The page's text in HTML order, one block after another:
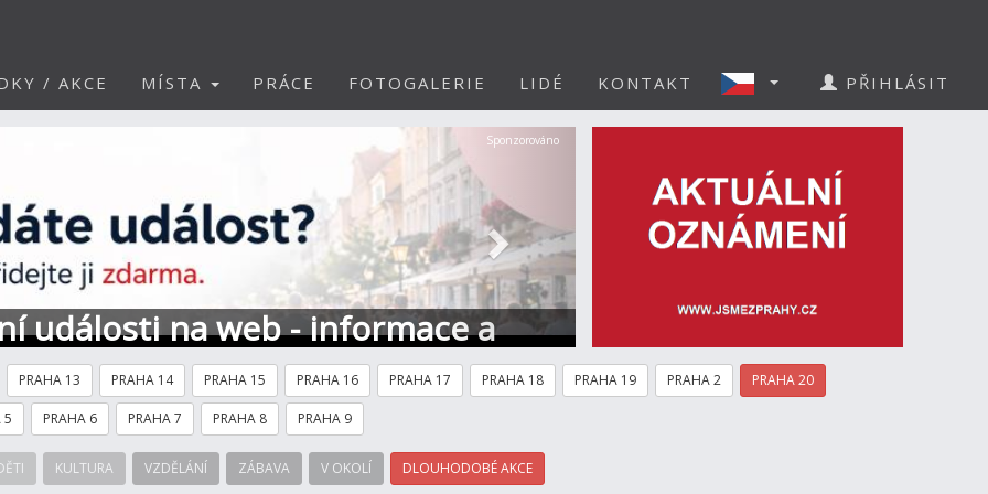
/ AKCE MÍSTA PRÁCE FOTOGALERIE LIDÉ KONTAKT PŘIHLÁSIT
události na web - informace a
Další
Sponzorováno
PRAHA 13 PRAHA 14 PRAHA 15 PRAHA 16 PRAHA 17 PRAHA 18 PRAHA 19 PRAHA 2 PRAHA 20
5 PRAHA 6 PRAHA 7 PRAHA 8 PRAHA 9
KULTURA VZDĚLÁNÍ ZÁBAVA V OKOLÍ DLOUHODOBÉ AKCE